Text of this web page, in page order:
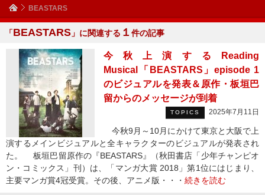
BEASTARS
「BEASTARS 」に関連する １ 件の記事
今秋上演するReading
Musical「BEASTARS」episode 1
のビジュアルを発表＆原作・板垣巴
留からのメッセージが到着
TOPICS 2025年7月11日
今秋9月～10月にかけて東京と大阪で上
演するメインビジュアルと全キャラクターのビジュアルが発表され
た。 板垣巴留原作の『BEASTARS』（秋田書店「少年チャンピオ
ン・コミックス」刊）は、「マンガ大賞 2018」第1位にはじまり、
主要マンガ賞4冠受賞。その後、アニメ版・・・ 続きを読む